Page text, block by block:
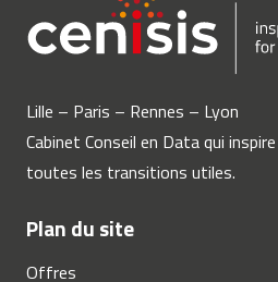
Lille – Paris – Rennes – Lyon
Cabinet Conseil en Data qui inspire
toutes les transitions utiles.
Plan du site
Offres